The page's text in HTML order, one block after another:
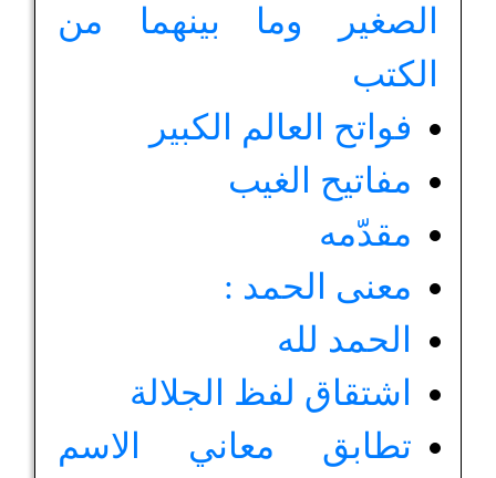
الصغير وما بينهما من
الكتب
فواتح العالم الكبير
مفاتيح الغيب
مقدّمه
معنى الحمد :
الحمد لله
اشتقاق لفظ الجلالة
تطابق معاني الاسم